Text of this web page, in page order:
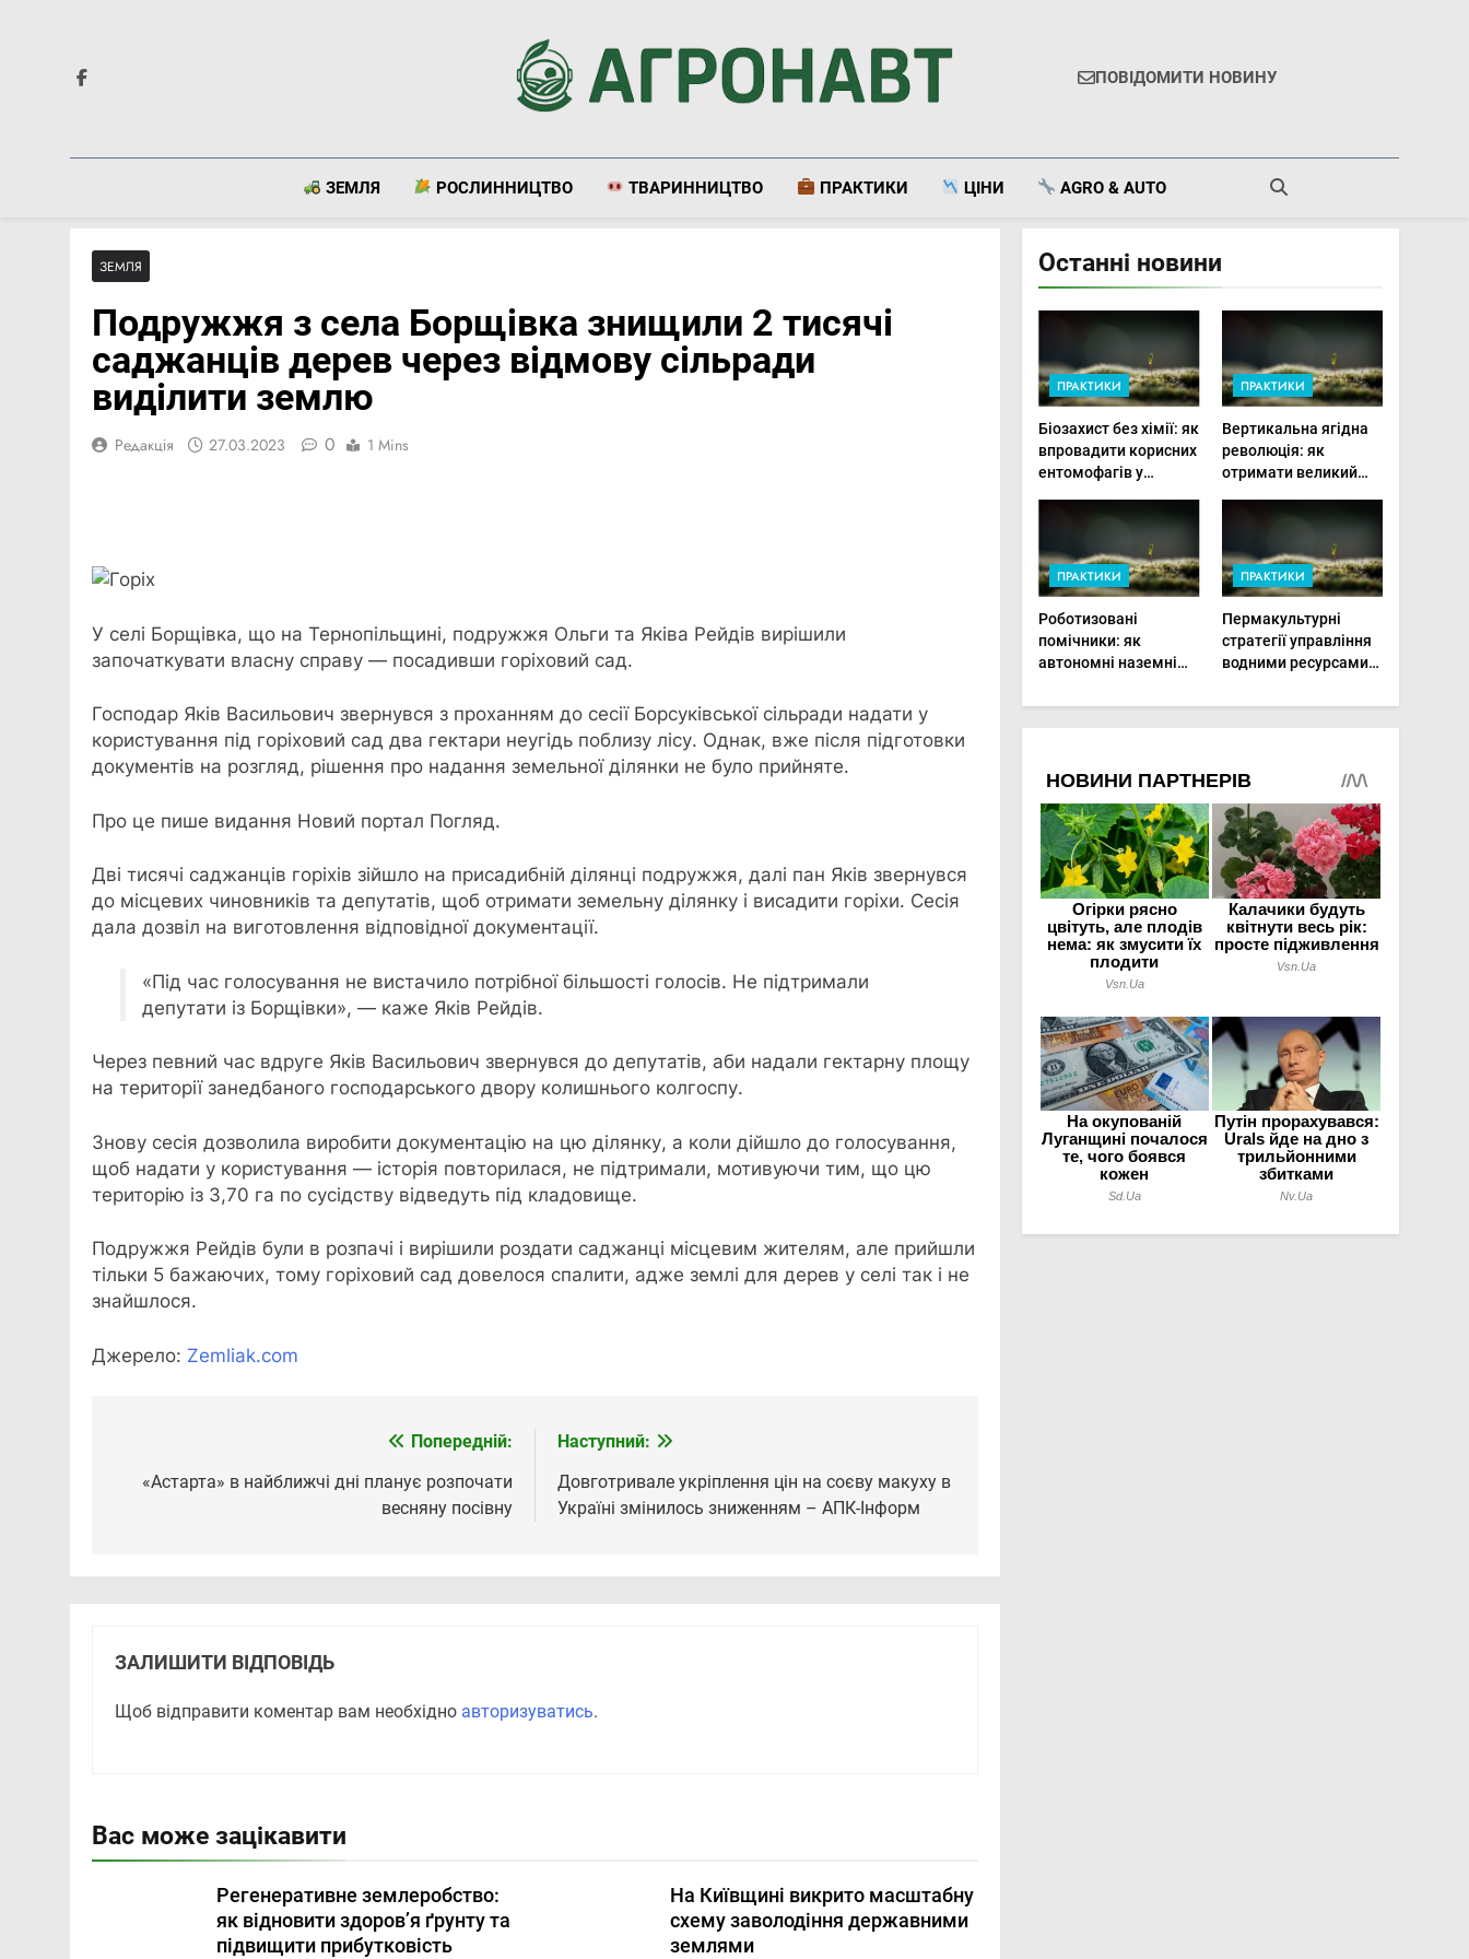
Агронавт
ПОВІДОМИТИ НОВИНУ
ЗЕМЛЯ РОСЛИННИЦТВО ТВАРИННИЦТВО ПРАКТИКИ ЦІНИ AGRO & AUTO
ЗЕМЛЯ
Подружжя з села Борщівка знищили 2 тисячі
саджанців дерев через відмову сільради
виділити землю
Редакція 27.03.2023 0 1 Mins
У селі Борщівка, що на Тернопільщині, подружжя Ольги та Яківа Рейдів вирішили
започаткувати власну справу — посадивши горіховий сад.
Господар Яків Васильович звернувся з проханням до сесії Борсуківської сільради надати у
користування під горіховий сад два гектари неугідь поблизу лісу. Однак, вже після підготовки
документів на розгляд, рішення про надання земельної ділянки не було прийняте.
Про це пише видання Новий портал Погляд.
Дві тисячі саджанців горіхів зійшло на присадибній ділянці подружжя, далі пан Яків звернувся
до місцевих чиновників та депутатів, щоб отримати земельну ділянку і висадити горіхи. Сесія
дала дозвіл на виготовлення відповідної документації.
«Під час голосування не вистачило потрібної більшості голосів. Не підтримали
депутати із Борщівки», — каже Яків Рейдів.
Через певний час вдруге Яків Васильович звернувся до депутатів, аби надали гектарну площу
на території занедбаного господарського двору колишнього колгоспу.
Знову сесія дозволила виробити документацію на цю ділянку, а коли дійшло до голосування,
щоб надати у користування — історія повторилася, не підтримали, мотивуючи тим, що цю
територію із 3,70 га по сусідству відведуть під кладовище.
Подружжя Рейдів були в розпачі і вирішили роздати саджанці місцевим жителям, але прийшли
тільки 5 бажаючих, тому горіховий сад довелося спалити, адже землі для дерев у селі так і не
знайшлося.
Джерело: Zemliak.com
записів
Попередній:
«Астарта» в найближчі дні планує розпочати
весняну посівну
Наступний:
Довготривале укріплення цін на соєву макуху в
Україні змінилось зниженням – АПК-Інформ
ЗАЛИШИТИ ВІДПОВІДЬ
Щоб відправити коментар вам необхідно авторизуватись.
Вас може зацікавити
Регенеративне землеробство:
як відновити здоров’я ґрунту та
підвищити прибутковість
На Київщині викрито масштабну
схему заволодіння державними
землями
Останні новини
ПРАКТИКИ
Біозахист без хімії: як
впровадити корисних
ентомофагів у
ПРАКТИКИ
Вертикальна ягідна
революція: як
отримати великий
мінімальній площі
ПРАКТИКИ
Роботизовані
помічники: як
автономні наземні
догляд за
органічними овочами
ПРАКТИКИ
Пермакультурні
стратегії управління
водними ресурсами:
господарство стійким
до посухи